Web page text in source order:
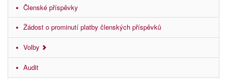
Členské příspěvky
Žádost o prominutí platby členských příspěvků
Volby
Audit